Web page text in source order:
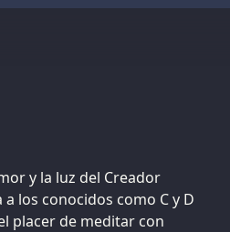
y la luz del Creador
los conocidos como C y D
placer de meditar con